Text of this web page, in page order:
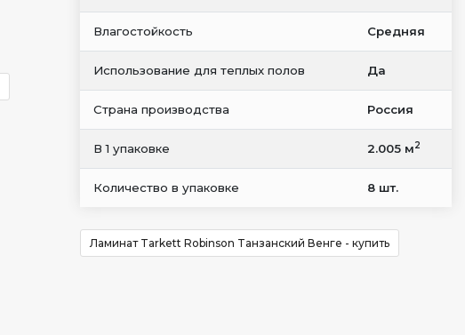
Влагостойкость Средняя
Использование для теплых полов Да
Страна производства Россия
В 1 упаковке 2.005 м2
Количество в упаковке 8 шт.
Ламинат Tarkett Robinson Tанзанский Венге - купить